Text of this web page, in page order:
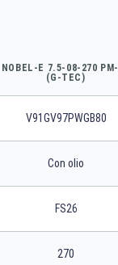
NOBEL-E 7.5-08-270
(G-TEC)
V91GV97PWGB80
Con olio
FS26
270